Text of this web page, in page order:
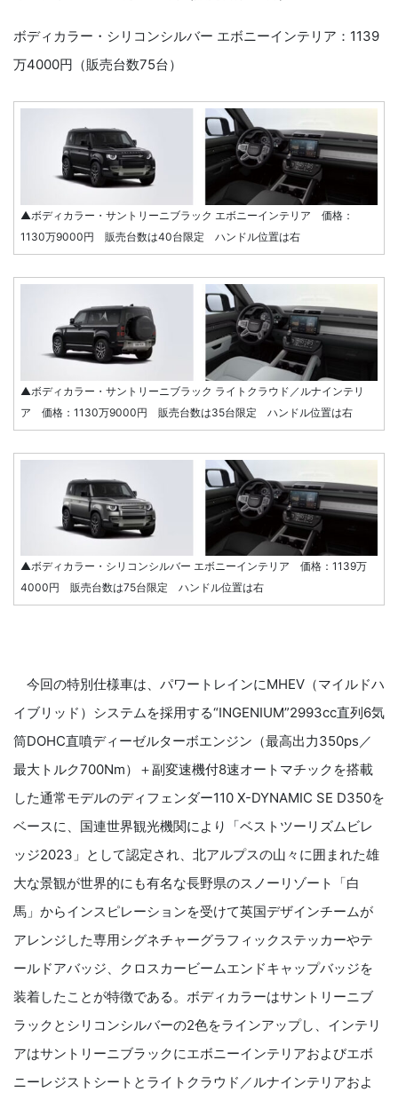
ボディカラー・シリコンシルバー エボニーインテリア：1139
万4000円（販売台数75台）
▲ボディカラー・サントリーニブラック エボニーインテリア 価格：
1130万9000円 販売台数は40台限定 ハンドル位置は右
▲ボディカラー・サントリーニブラック ライトクラウド／ルナインテリ
ア 価格：1130万9000円 販売台数は35台限定 ハンドル位置は右
▲ボディカラー・シリコンシルバー エボニーインテリア 価格：1139万
4000円 販売台数は75台限定 ハンドル位置は右
今回の特別仕様車は、パワートレインにMHEV（マイルドハ
イブリッド）システムを採用する“INGENIUM”2993cc直列6気
筒DOHC直噴ディーゼルターボエンジン（最高出力350ps／
最大トルク700Nm）＋副変速機付8速オートマチックを搭載
した通常モデルのディフェンダー110 X-DYNAMIC SE D350を
ベースに、国連世界観光機関により「ベストツーリズムビレ
ッジ2023」として認定され、北アルプスの山々に囲まれた雄
大な景観が世界的にも有名な長野県のスノーリゾート「白
馬」からインスピレーションを受けて英国デザインチームが
アレンジした専用シグネチャーグラフィックステッカーやテ
ールドアバッジ、クロスカービームエンドキャップバッジを
装着したことが特徴である。ボディカラーはサントリーニブ
ラックとシリコンシルバーの2色をラインアップし、インテリ
アはサントリーニブラックにエボニーインテリアおよびエボ
ニーレジストシートとライトクラウド／ルナインテリアおよ